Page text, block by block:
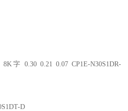
字 0.30 0.21 0.07 CP1E-N30S1DR-
D